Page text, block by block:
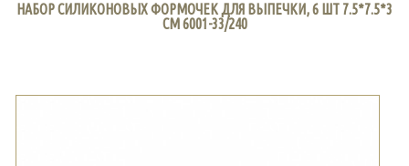
НАБОР СИЛИКОНОВЫХ ФОРМОЧЕК ДЛЯ ВЫПЕЧКИ, 6 ШТ 7.5*7.5*3
СМ 6001-33/240